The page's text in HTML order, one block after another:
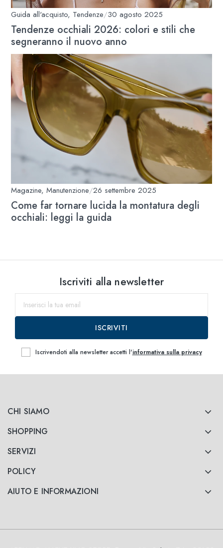
Guida all'acquisto, Tendenze/30 agosto 2025
Tendenze occhiali 2026: colori e stili che
segneranno il nuovo anno
Magazine,Manutenzione/26 settembre 2025
Come far tornare lucida la montatura degli
occhiali: leggi la guida
CHI SIAMO
SHOPPING
SERVIZI
POLICY
AIUTO E INFORMAZIONI
Iscriviti alla newsletter
ISCRIVITI
Iscrivendoti alla newsletter accetti l'informativa sulla privacy